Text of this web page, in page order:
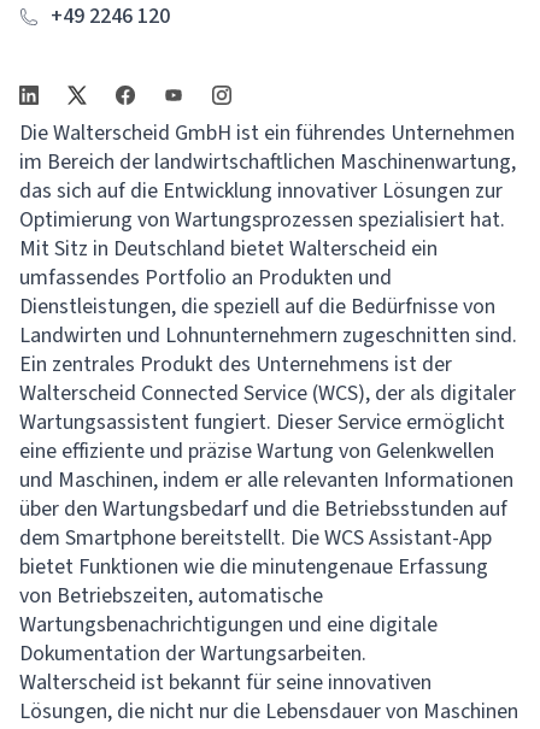
+49 2246 120
Die Walterscheid GmbH ist ein führendes Unternehmen
im Bereich der landwirtschaftlichen Maschinenwartung,
das sich auf die Entwicklung innovativer Lösungen zur
Optimierung von Wartungsprozessen spezialisiert hat.
Mit Sitz in Deutschland bietet Walterscheid ein
umfassendes Portfolio an Produkten und
Dienstleistungen, die speziell auf die Bedürfnisse von
Landwirten und Lohnunternehmern zugeschnitten sind.
Ein zentrales Produkt des Unternehmens ist der
Walterscheid Connected Service (WCS), der als digitaler
Wartungsassistent fungiert. Dieser Service ermöglicht
eine effiziente und präzise Wartung von Gelenkwellen
und Maschinen, indem er alle relevanten Informationen
über den Wartungsbedarf und die Betriebsstunden auf
dem Smartphone bereitstellt. Die WCS Assistant-App
bietet Funktionen wie die minutengenaue Erfassung
von Betriebszeiten, automatische
Wartungsbenachrichtigungen und eine digitale
Dokumentation der Wartungsarbeiten.
Walterscheid ist bekannt für seine innovativen
Lösungen, die nicht nur die Lebensdauer von Maschinen